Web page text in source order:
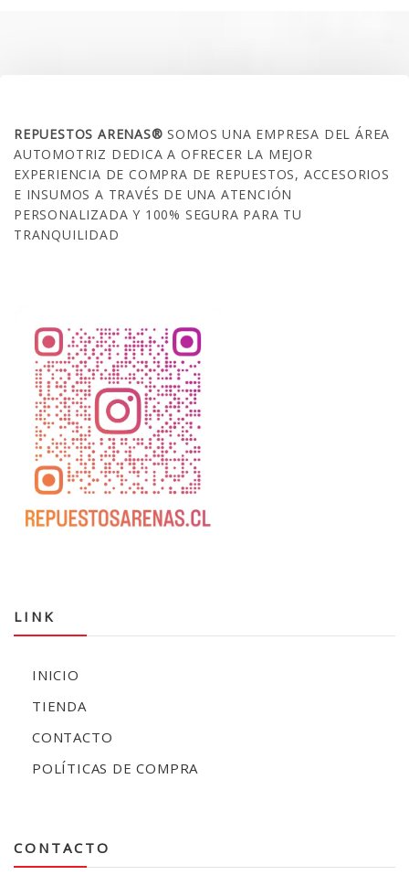
REPUESTOS ARENAS®SOMOS UNA EMPRESA DEL ÁREA
AUTOMOTRIZ DEDICA A OFRECER LA MEJOR
EXPERIENCIA DE COMPRA DE REPUESTOS, ACCESORIOS
E INSUMOS A TRAVÉS DE UNA ATENCIÓN
PERSONALIZADA Y 100% SEGURA PARA TU
TRANQUILIDAD
LINK
INICIO
TIENDA
CONTACTO
POLÍTICAS DE COMPRA
CONTACTO